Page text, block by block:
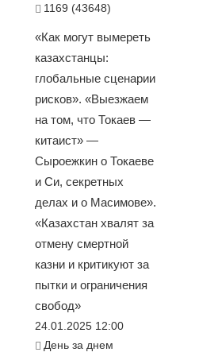
1169 (43648)
«Как могут вымереть
казахстанцы:
глобальные сценарии
рисков». «Выезжаем
на том, что Токаев —
китаист» —
Сыроежкин о Токаеве
и Си, секретных
делах и о Масимове».
«Казахстан хвалят за
отмену смертной
казни и критикуют за
пытки и ограничения
свобод»
24.01.2025 12:00
День за днем